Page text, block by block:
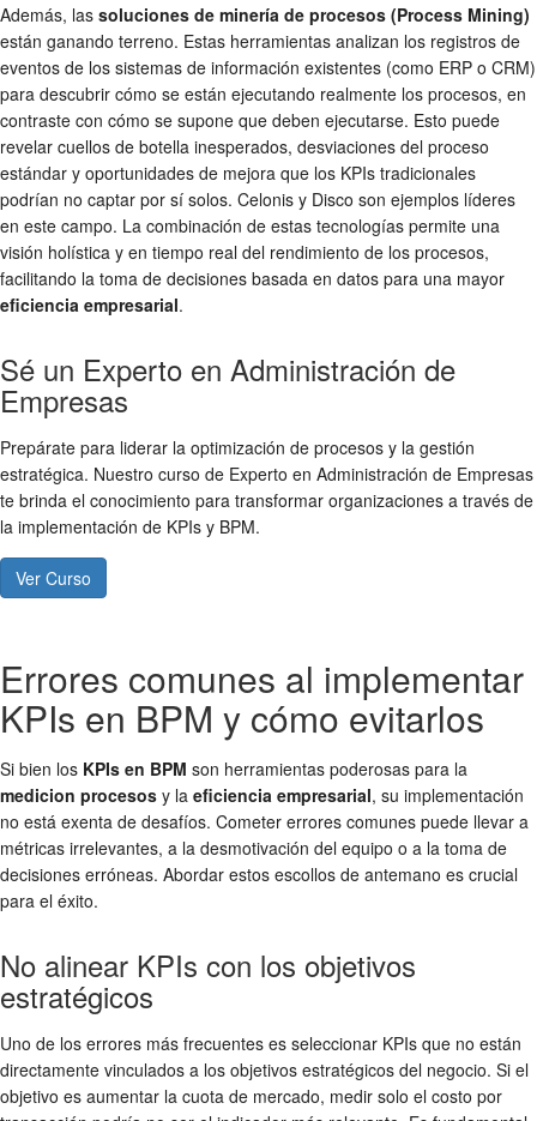
Además, las soluciones de minería de procesos (Process Mining)
están ganando terreno. Estas herramientas analizan los registros de
eventos de los sistemas de información existentes (como ERP o CRM)
para descubrir cómo se están ejecutando realmente los procesos, en
contraste con cómo se supone que deben ejecutarse. Esto puede
revelar cuellos de botella inesperados, desviaciones del proceso
estándar y oportunidades de mejora que los KPIs tradicionales
podrían no captar por sí solos. Celonis y Disco son ejemplos líderes
en este campo. La combinación de estas tecnologías permite una
visión holística y en tiempo real del rendimiento de los procesos,
facilitando la toma de decisiones basada en datos para una mayor
eficiencia empresarial.
Sé un Experto en Administración de
Empresas
Prepárate para liderar la optimización de procesos y la gestión
estratégica. Nuestro curso de Experto en Administración de Empresas
te brinda el conocimiento para transformar organizaciones a través de
la implementación de KPIs y BPM.
Ver Curso
Errores comunes al implementar
KPIs en BPM y cómo evitarlos
Si bien los KPIs en BPM son herramientas poderosas para la
medicion procesos y la eficiencia empresarial, su implementación
no está exenta de desafíos. Cometer errores comunes puede llevar a
métricas irrelevantes, a la desmotivación del equipo o a la toma de
decisiones erróneas. Abordar estos escollos de antemano es crucial
para el éxito.
No alinear KPIs con los objetivos
estratégicos
Uno de los errores más frecuentes es seleccionar KPIs que no están
directamente vinculados a los objetivos estratégicos del negocio. Si el
objetivo es aumentar la cuota de mercado, medir solo el costo por